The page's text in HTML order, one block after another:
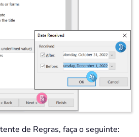
de Regras, faça o seguinte: